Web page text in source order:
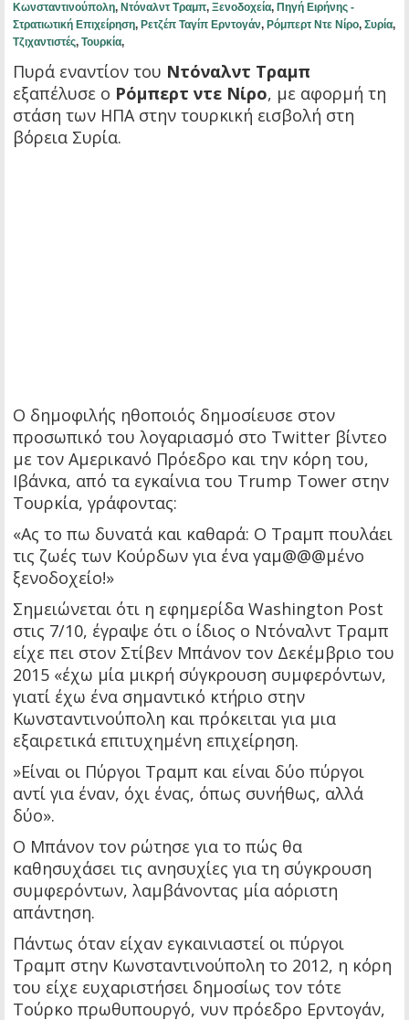
Κωνσταντινούπολη, Ντόναλντ Τραμπ, Ξενοδοχεία, Πηγή Ειρήνης -
Στρατιωτική Επιχείρηση, Ρετζέπ Ταγίπ Ερντογάν, Ρόμπερτ Ντε Νίρο, Συρία,
Τζιχαντιστές, Τουρκία,
Πυρά εναντίον του Ντόναλντ Τραμπ
εξαπέλυσε ο Ρόμπερτ ντε Νίρο, με αφορμή τη
στάση των ΗΠΑ στην τουρκική εισβολή στη
βόρεια Συρία.
Ο δημοφιλής ηθοποιός δημοσίευσε στον
προσωπικό του λογαριασμό στο Twitter βίντεο
με τον Αμερικανό Πρόεδρο και την κόρη του,
Ιβάνκα, από τα εγκαίνια του Trump Tower στην
Τουρκία, γράφοντας:
«Ας το πω δυνατά και καθαρά: Ο Τραμπ πουλάει
τις ζωές των Κούρδων για ένα γαμ@@@μένο
ξενοδοχείο!»
Σημειώνεται ότι η εφημερίδα Washington Post
στις 7/10, έγραψε ότι ο ίδιος ο Ντόναλντ Τραμπ
είχε πει στον Στίβεν Μπάνον τον Δεκέμβριο του
2015 «έχω μία μικρή σύγκρουση συμφερόντων,
γιατί έχω ένα σημαντικό κτήριο στην
Κωνσταντινούπολη και πρόκειται για μια
εξαιρετικά επιτυχημένη επιχείρηση.
»Είναι οι Πύργοι Τραμπ και είναι δύο πύργοι
αντί για έναν, όχι ένας, όπως συνήθως, αλλά
δύο».
Ο Μπάνον τον ρώτησε για το πώς θα
καθησυχάσει τις ανησυχίες για τη σύγκρουση
συμφερόντων, λαμβάνοντας μία αόριστη
απάντηση.
Πάντως όταν είχαν εγκαινιαστεί οι πύργοι
Τραμπ στην Κωνσταντινούπολη το 2012, η κόρη
του είχε ευχαριστήσει δημοσίως τον τότε
Τούρκο πρωθυπουργό, νυν πρόεδρο Ερντογάν,